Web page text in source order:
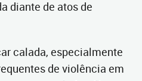
diante de atos de
calada, especialmente
de violência em